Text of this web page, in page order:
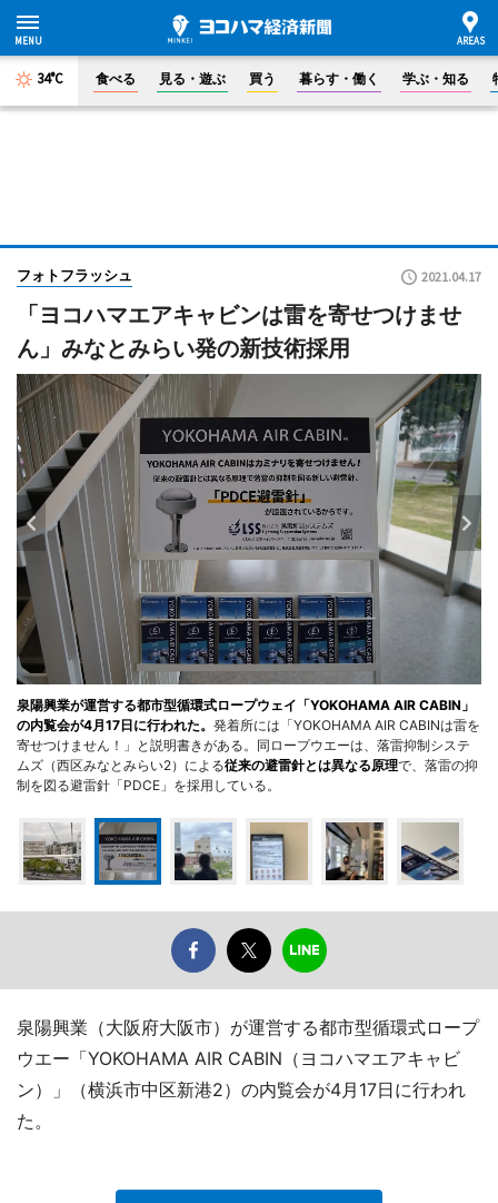
34°C 食べる 見る・遊ぶ 買う 暮らす・働く 学ぶ・知る
フォトフラッシュ 2021.04.17
「ヨコハマエアキャビンは雷を寄せつけませ
ん」みなとみらい発の新技術採用
泉陽興業が運営する都市型循環式ロープウェイ「YOKOHAMA AIR CABIN」
の内覧会が4月17日に行われた。 発着所には「YOKOHAMA AIR CABINは雷を
寄せつけません！」と説明書きがある。同ロープウエーは、落雷抑制システ
ムズ（西区みなとみらい2）による従来の避雷針とは異なる原理で、落雷の抑
制を図る避雷針「PDCE」を採用している。
泉陽興業（大阪府大阪市）が運営する都市型循環式ロープ
ウエー「YOKOHAMA AIR CABIN（ヨコハマエアキャビ
ン）」（横浜市中区新港2）の内覧会が4月17日に行われ
た。